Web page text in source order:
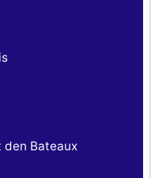
Bateaux